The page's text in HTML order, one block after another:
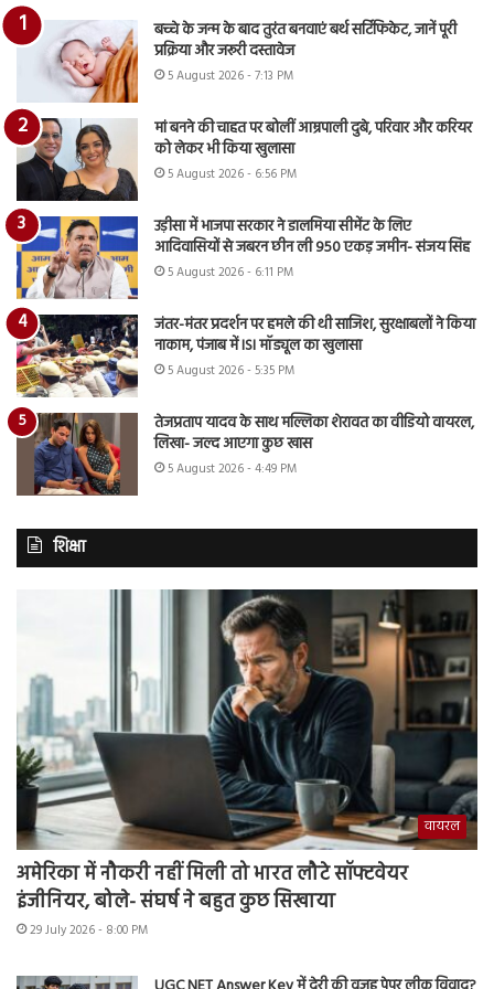
बच्चे के जन्म के बाद तुरंत बनवाएं बर्थ सर्टिफिकेट, जानें पूरी
प्रक्रिया और जरूरी दस्तावेज
5 August 2026 - 7:13 PM
मां बनने की चाहत पर बोलीं आम्रपाली दुबे, परिवार और करियर
को लेकर भी किया खुलासा
5 August 2026 - 6:56 PM
उड़ीसा में भाजपा सरकार ने डालमिया सीमेंट के लिए
आदिवासियों से जबरन छीन ली 950 एकड़ जमीन- संजय सिंह
5 August 2026 - 6:11 PM
जंतर-मंतर प्रदर्शन पर हमले की थी साजिश, सुरक्षाबलों ने किया
नाकाम, पंजाब में ISI मॉड्यूल का खुलासा
5 August 2026 - 5:35 PM
तेजप्रताप यादव के साथ मल्लिका शेरावत का वीडियो वायरल,
लिखा- जल्द आएगा कुछ खास
5 August 2026 - 4:49 PM
शिक्षा
वायरल
अमेरिका में नौकरी नहीं मिली तो भारत लौटे सॉफ्टवेयर
इंजीनियर, बोले- संघर्ष ने बहुत कुछ सिखाया
29 July 2026 - 8:00 PM